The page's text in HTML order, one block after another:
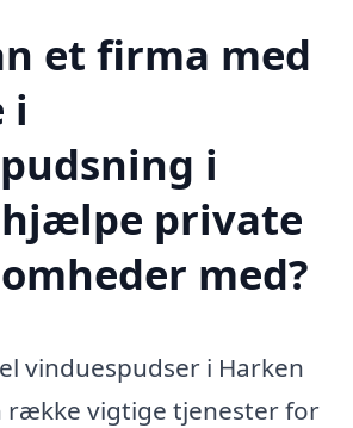
et firma med
i
i
private
med?
vinduespudser i Harken
række vigtige tjenester for